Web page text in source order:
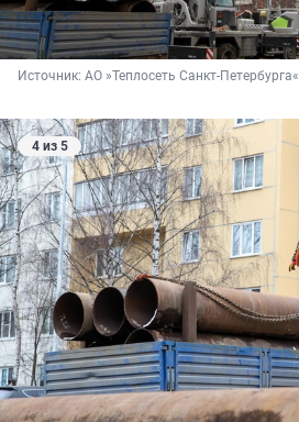
Источник: АО »Теплосеть Санкт-Петербурга«
4 из 5